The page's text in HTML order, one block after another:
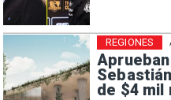
de $4 mil
REGIONES